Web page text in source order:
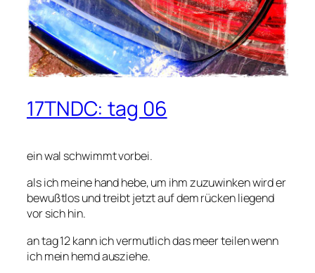
17TNDC: tag 06
ein wal schwimmt vorbei.
als ich meine hand hebe, um ihm zuzuwinken wird er
bewußtlos und treibt jetzt auf dem rücken liegend
vor sich hin.
an tag 12 kann ich vermutlich das meer teilen wenn
ich mein hemd ausziehe.